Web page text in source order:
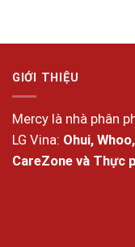
GIỚI THIỆU
Mercy là nhà phân
LG Vina: Ohui,
CareZone và Thực